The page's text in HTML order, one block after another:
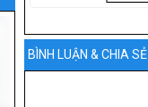
BÌNH LUẬN & CHIA SẺ